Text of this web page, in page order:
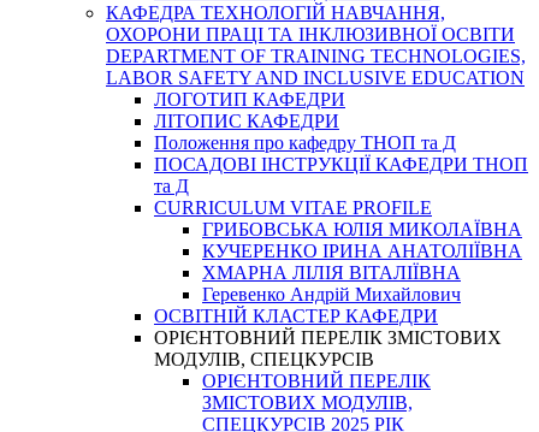
КАФЕДРА ТЕХНОЛОГІЙ НАВЧАННЯ,
ОХОРОНИ ПРАЦІ ТА ІНКЛЮЗИВНОЇ ОСВІТИ
DEPARTMENT OF TRAINING TECHNOLOGIES,
LABOR SAFETY AND INCLUSIVE EDUCATION
ЛОГОТИП КАФЕДРИ
ЛІТОПИС КАФЕДРИ
Положення про кафедру ТНОП та Д
ПОСАДОВІ ІНСТРУКЦІЇ КАФЕДРИ ТНОП
та Д
CURRICULUM VITAE PROFILE
ГРИБОВСЬКА ЮЛІЯ МИКОЛАЇВНА
КУЧЕРЕНКО ІРИНА АНАТОЛІЇВНА
ХМАРНА ЛІЛІЯ ВІТАЛІЇВНА
Геревенко Андрій Михайлович
ОСВІТНІЙ КЛАСТЕР КАФЕДРИ
ОРІЄНТОВНИЙ ПЕРЕЛІК ЗМІСТОВИХ
МОДУЛІВ, СПЕЦКУРСІВ
ОРІЄНТОВНИЙ ПЕРЕЛІК
ЗМІСТОВИХ МОДУЛІВ,
СПЕЦКУРСІВ 2025 РІК